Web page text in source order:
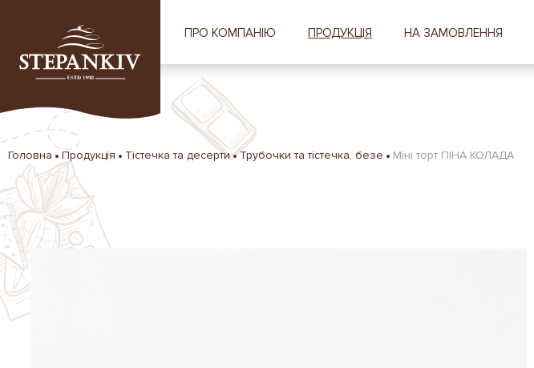
ПРО КОМПАНІЮ ПРОДУКЦІЯ НА ЗАМОВЛЕННЯ
Головна Продукція Тістечка та десерти Трубочки та тістечка, безе Міні торт ПІНА КОЛАДА